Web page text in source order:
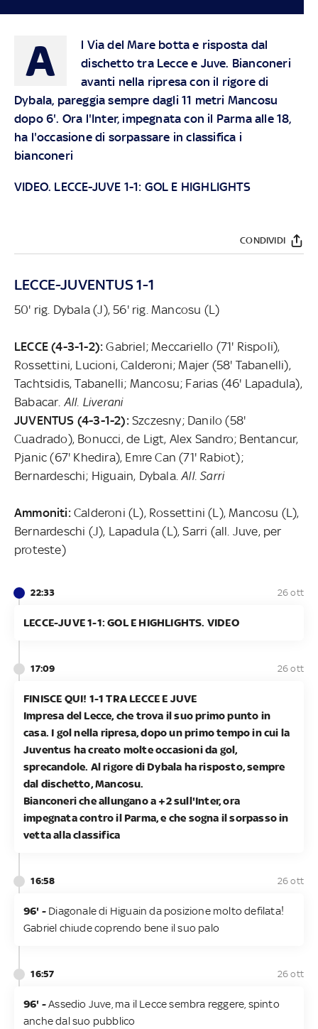
A
l Via del Mare botta e risposta dal
dischetto tra Lecce e Juve. Bianconeri
avanti nella ripresa con il rigore di
Dybala, pareggia sempre dagli 11 metri Mancosu
dopo 6'. Ora l'Inter, impegnata con il Parma alle 18,
ha l'occasione di sorpassare in classifica i
bianconeri
VIDEO. LECCE-JUVE 1-1: GOL E HIGHLIGHTS
CONDIVIDI
LECCE-JUVENTUS 1-1
50' rig. Dybala (J), 56' rig. Mancosu (L)
LECCE (4-3-1-2):Gabriel; Meccariello (71' Rispoli),
Rossettini, Lucioni, Calderoni; Majer (58' Tabanelli),
Tachtsidis, Tabanelli; Mancosu; Farias (46' Lapadula),
Babacar. All. Liverani
JUVENTUS (4-3-1-2):Szczesny; Danilo (58'
Cuadrado), Bonucci, de Ligt, Alex Sandro; Bentancur,
Pjanic (67' Khedira), Emre Can (71' Rabiot);
Bernardeschi; Higuain, Dybala.All. Sarri
Ammoniti:Calderoni (L), Rossettini (L), Mancosu (L),
Bernardeschi (J), Lapadula (L), Sarri (all. Juve, per
proteste)
22:33 26 ott
LECCE-JUVE 1-1: GOL E HIGHLIGHTS. VIDEO
17:09 26 ott
FINISCE QUI! 1-1 TRA LECCE E JUVE
Impresa del Lecce, che trova il suo primo punto in
casa. I gol nella ripresa, dopo un primo tempo in cui la
Juventus ha creato molte occasioni da gol,
sprecandole. Al rigore di Dybala ha risposto, sempre
dal dischetto, Mancosu.
Bianconeri che allungano a +2 sull'Inter, ora
impegnata contro il Parma, e che sogna il sorpasso in
vetta alla classifica
16:58 26 ott
96' - Diagonale di Higuain da posizione molto defilata!
Gabriel chiude coprendo bene il suo palo
16:57 26 ott
96' -Assedio Juve, ma il Lecce sembra reggere, spinto
anche dal suo pubblico